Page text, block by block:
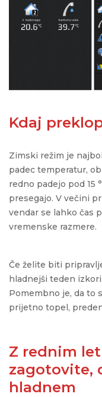
Kdaj
Zimski režim je
padec temperatur,
redno padejo pod 15
presegajo. V večini
vendar se lahko čas
vremenske razmere.
Če želite biti
hladnejši teden
Pomembno je, da to
prijetno topel,
Z rednim
zagotovite,
hladnem